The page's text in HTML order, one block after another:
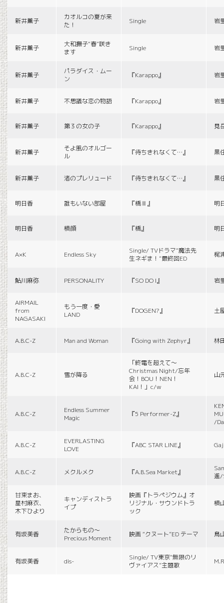
新井薫子
カオルコの夏が来
た！
Single 岩
新井薫子
大和撫子“春”咲き
ます
Single 岩
新井薫子
パラダイス・ムー
ン
『Karappo』 岩
新井薫子 不思議な恋の物語 『Karappo』 岩
新井薫子 第３の女の子 『Karappo』 見
新井薫子
そよ風のオルゴー
ル
『待ちきれなくて…』 黒
新井薫子 渚のプレリュード 『待ちきれなくて…』 黒
明日香 誰もいない部屋 『橋Ⅱ』 明
明日香 横顔 『橋』 明
A×K Endless Sky
Single/ TVドラマ“魔法先
生ネギま！”最終回ED
梶
鮎川麻弥 PERSONALITY 『SO DO I』 岩
AIRMAIL
from
NAGASAKI
もう一度・愛
LAND
『DOGEN?』 土
A.B.C-Z Man and Woman 『Going with Zephyr』 林
A.B.C-Z 雪が降る
「終電を超えて～
Christmas Night/忘年
会！BOU！NEN！
KAI！」c/w
山
A.B.C-Z
Endless Summer
Magic
『5 Performer-Z』
/
A.B.C-Z
EVERLASTING
LOVE
『ABC STAR LINE』
A.B.C-Z メクルメク 『A.B.Sea Market』
進/
甘束まお、
星村麻衣、
木下ひより
キャンディストラ
イプ
映画『トラペジウム』オ
リジナル・サウンドトラ
ック
横
有坂美香
たからもの〜
Precious Moment
映画 “クヌート”ED テーマ 鳥
有坂美香 dis-
Single/ TV東京“無限のリ
ヴァイアス”主題歌